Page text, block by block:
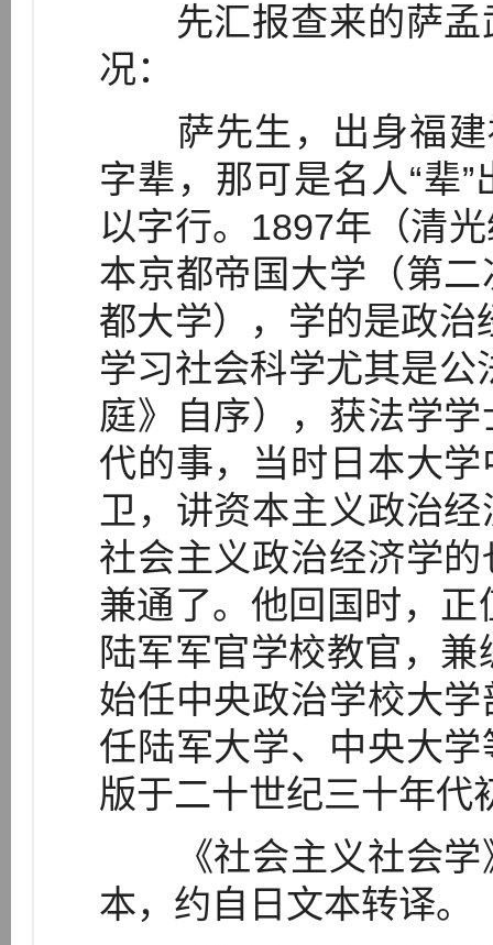
先汇报查来的萨孟
况：
萨先生，出身福建
字辈，那可是名人“辈
以字行。1897年（清
本京都帝国大学（第
都大学），学的是政治
学习社会科学尤其是公
庭》自序），获法学
代的事，当时日本大
卫，讲资本主义政治
社会主义政治经济学
兼通了。他回国时，
陆军军官学校教官，
始任中央政治学校大
任陆军大学、中央大
版于二十世纪三十年代
《社会主义社会学
本，约自日文本转译。